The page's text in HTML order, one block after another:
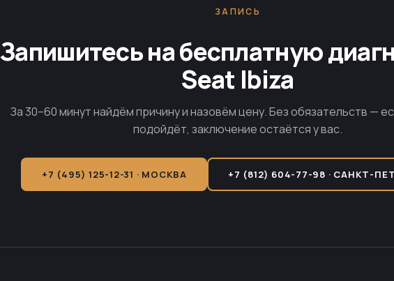
ЗАПИСЬ
Запишитесь на бесплатную
Seat Ibiza
За 30–60 минут найдём причину и назовём цену. Без обязательств —
подойдёт, заключение остаётся у вас.
+7 (495) 125-12-31 · МОСКВА +7 (812) 604-77-98 · САНКТ-